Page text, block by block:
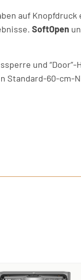
auf Knopfdruck
SoftOpen
und
Standard-60-cm-